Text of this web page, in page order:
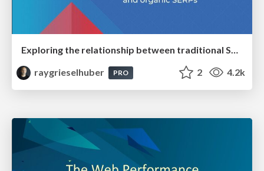
Exploring the relationship between traditional SERPs and Gen AI search
raygrieselhuber
PRO 2 4.2k